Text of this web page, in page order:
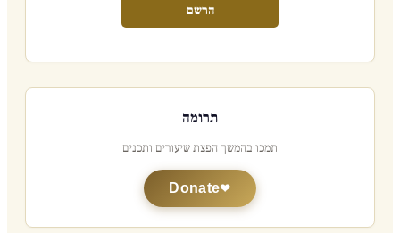
הרשם
תרומה
תמכו בהמשך הפצת שיעורים ותכנים
Donate